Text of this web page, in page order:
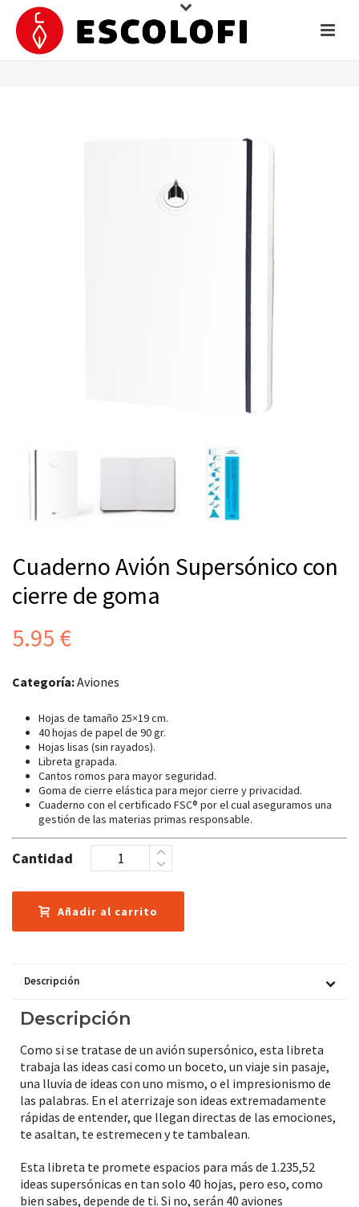
Cuaderno Avión Supersónico con
cierre de goma
5.95 €
Categoría:Aviones
Hojas de tamaño 25×19 cm.
40 hojas de papel de 90 gr.
Hojas lisas (sin rayados).
Libreta grapada.
Cantos romos para mayor seguridad.
Goma de cierre elástica para mejor cierre y privacidad.
Cuaderno con el certificado FSC® por el cual aseguramos una
gestión de las materias primas responsable.
Cantidad
Añadir al carrito
Descripción
Descripción
Como si se tratase de un avión supersónico, esta libreta
trabaja las ideas casi como un boceto, un viaje sin pasaje,
una lluvia de ideas con uno mismo, o el impresionismo de
las palabras. En el aterrizaje son ideas extremadamente
rápidas de entender, que llegan directas de las emociones,
te asaltan, te estremecen y te tambalean.
Esta libreta te promete espacios para más de 1.235,52
ideas supersónicas en tan solo 40 hojas, pero eso, como
bien sabes, depende de ti. Si no, serán 40 aviones